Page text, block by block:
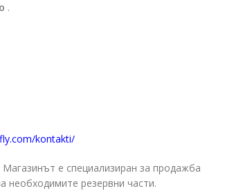
.
kontakti/
е специализиран за продажба
необходимите резервни части.